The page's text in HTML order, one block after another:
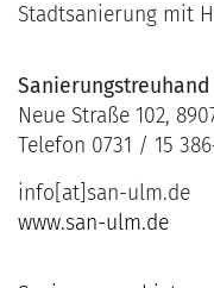
Stadtsanierung mit
Sanierungstreuhand
Neue Straße 102,
Telefon 0731 / 15
info[at]san-ulm.de
www.san-ulm.de